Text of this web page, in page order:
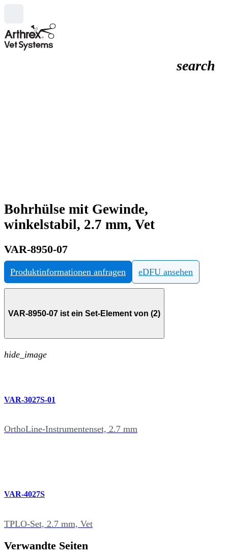
search
Bohrhülse mit Gewinde,
winkelstabil, 2.7 mm, Vet
VAR-8950-07
Produktinformationen anfragen eDFU ansehen
VAR-8950-07 ist ein Set-Element von (2)
hide_image
VAR-3027S-01
OrthoLine-Instrumentenset, 2.7 mm
VAR-4027S
TPLO-Set, 2.7 mm, Vet
Verwandte Seiten